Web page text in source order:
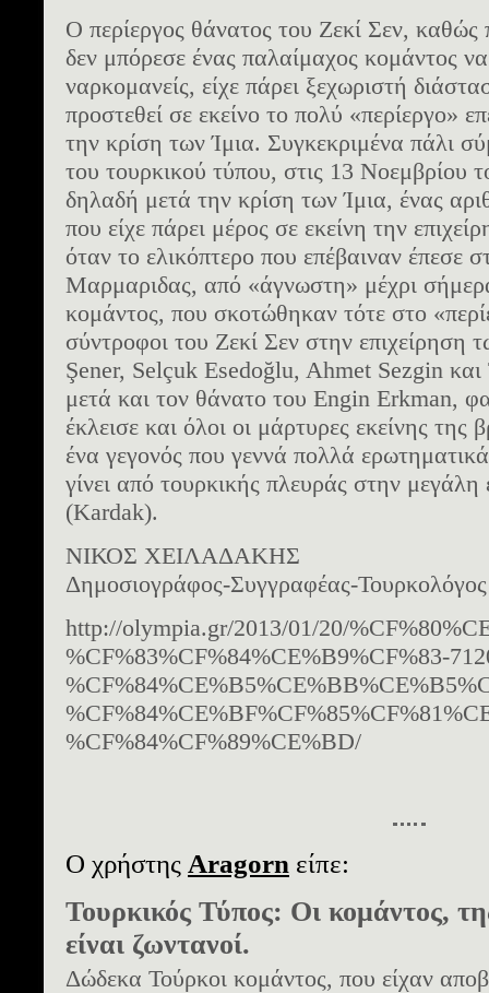
Ο περίεργος θάνατος του Ζεκί Σεν,
δεν μπόρεσε ένας παλαίμαχος κομάντος να
ναρκομανείς, είχε πάρει ξεχωριστή
προστεθεί σε εκείνο το πολύ «περίεργο»
την κρίση των Ίμια. Συγκεκριμένα πάλι
του τουρκικού τύπου, στις 13 Νοεμβρίου
δηλαδή μετά την κρίση των Ίμια, ένας
που είχε πάρει μέρος σε εκείνη την
όταν το ελικόπτερο που επέβαιναν έπεσε
Μαρμαριδας, από «άγνωστη» μέχρι
κομάντος, που σκοτώθηκαν τότε στο
σύντροφοι του Ζεκί Σεν στην επιχείρηση
Şener, Selçuk Esedoğlu, Ahmet Sezgin
μετά και τον θάνατο του Engin Erkman,
έκλεισε και όλοι οι μάρτυρες εκείνης της
ένα γεγονός που γεννά πολλά
γίνει από τουρκικής πλευράς στην μεγάλη
(Kardak).
ΝΙΚΟΣ ΧΕΙΛΑΔΑΚΗΣ
Δημοσιογράφος-Συγγραφέας-Τουρκολόγος
http://olympia.gr/2013/01/20/
%CF%83%CF%84%CE%B9%CF%83-
%CF%84%CF%89%CE%BD/
Ο χρήστης Aragorn είπε:
Τουρκικός Τύπος: Οι κομάντος,
είναι ζωντανοί.
Δώδεκα Τούρκοι κομάντος, που είχαν